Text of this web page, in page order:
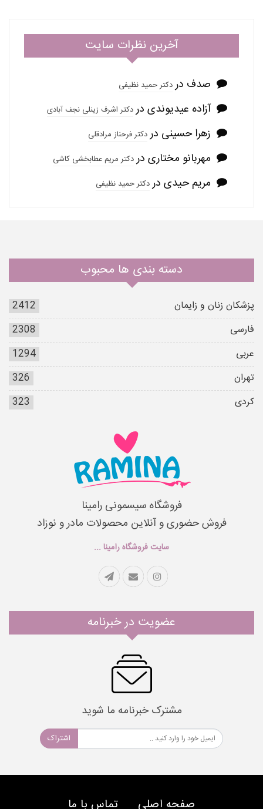
آخرین نظرات سایت
صدف دردکتر حمید نظیفی
آزاده عیدیوندی دردکتر اشرف زینلی نجف آبادی
زهرا حسینی دردکتر فرحناز مرادقلی
مهربانو مختاری دردکتر مریم عطابخشی کاشی
مریم حیدی دردکتر حمید نظیفی
دسته بندی ها محبوب
پزشکان زنان و زایمان
2412
فارسی
2308
عربی
1294
تهران
326
کردی
323
فروشگاه سیسمونی رامینا
فروش حضوری و آنلاین محصولات مادر و نوزاد
سایت فروشگاه رامینا ...
عضویت در خبرنامه
مشترک خبرنامه ما شوید
اشتراک
صفحه اصلی تماس با ما